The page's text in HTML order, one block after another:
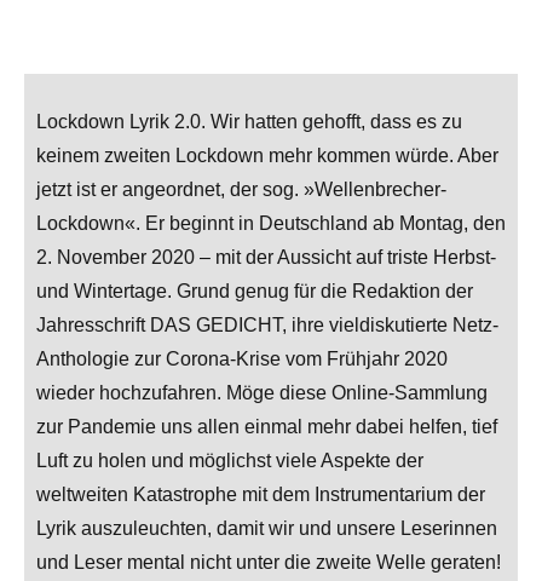
Lockdown Lyrik 2.0. Wir hatten gehofft, dass es zu
keinem zweiten Lockdown mehr kommen würde. Aber
jetzt ist er angeordnet, der sog. »Wellenbrecher-
Lockdown«. Er beginnt in Deutschland ab Montag, den
2. November 2020 – mit der Aussicht auf triste Herbst-
und Wintertage. Grund genug für die Redaktion der
Jahresschrift DAS GEDICHT, ihre vieldiskutierte Netz-
Anthologie zur Corona-Krise vom Frühjahr 2020
wieder hochzufahren. Möge diese Online-Sammlung
zur Pandemie uns allen einmal mehr dabei helfen, tief
Luft zu holen und möglichst viele Aspekte der
weltweiten Katastrophe mit dem Instrumentarium der
Lyrik auszuleuchten, damit wir und unsere Leserinnen
und Leser mental nicht unter die zweite Welle geraten!